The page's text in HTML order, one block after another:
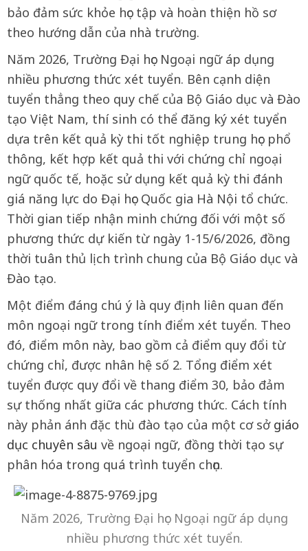
bảo đảm sức khỏe học tập và hoàn thiện hồ sơ
theo hướng dẫn của nhà trường.
Năm 2026, Trường Đại học Ngoại ngữ áp dụng
nhiều phương thức xét tuyển. Bên cạnh diện
tuyển thẳng theo quy chế của Bộ Giáo dục và Đào
tạo Việt Nam, thí sinh có thể đăng ký xét tuyển
dựa trên kết quả kỳ thi tốt nghiệp trung học phổ
thông, kết hợp kết quả thi với chứng chỉ ngoại
ngữ quốc tế, hoặc sử dụng kết quả kỳ thi đánh
giá năng lực do Đại học Quốc gia Hà Nội tổ chức.
Thời gian tiếp nhận minh chứng đối với một số
phương thức dự kiến từ ngày 1-15/6/2026, đồng
thời tuân thủ lịch trình chung của Bộ Giáo dục và
Đào tạo.
Một điểm đáng chú ý là quy định liên quan đến
môn ngoại ngữ trong tính điểm xét tuyển. Theo
đó, điểm môn này, bao gồm cả điểm quy đổi từ
chứng chỉ, được nhân hệ số 2. Tổng điểm xét
tuyển được quy đổi về thang điểm 30, bảo đảm
sự thống nhất giữa các phương thức. Cách tính
này phản ánh đặc thù đào tạo của một cơ sở giáo
dục chuyên sâu về ngoại ngữ, đồng thời tạo sự
phân hóa trong quá trình tuyển chọn.
Năm 2026, Trường Đại học Ngoại ngữ áp dụng
nhiều phương thức xét tuyển.